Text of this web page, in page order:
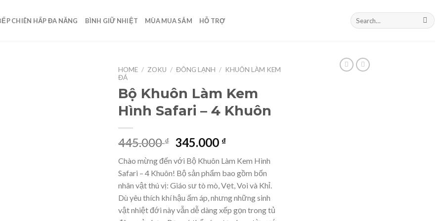
CHIÊN HẤP ĐA NĂNG BÌNH GIỮ NHIỆT MÙA MUA SẮM HỖ TRỢ
Search
for:
HOME / ZOKU / ĐÔNG LẠNH / KHUÔN LÀM KEM
ĐÁ
Bộ Khuôn Làm Kem
Hình Safari – 4 Khuôn
445.000₫ Original
was:
445.000 ₫.
345.000 ₫Current
is:
345.000 ₫.
Chào mừng đến với Bộ Khuôn Làm Kem Hình
Safari – 4 Khuôn! Bộ sản phẩm bao gồm bốn
nhân vật thú vị: Giáo sư tò mò, Vẹt, Voi và Khỉ.
Dù yêu thích khí hậu ấm áp, nhưng những sinh
vật nhiệt đới này vẫn dễ dàng xếp gọn trong tủ